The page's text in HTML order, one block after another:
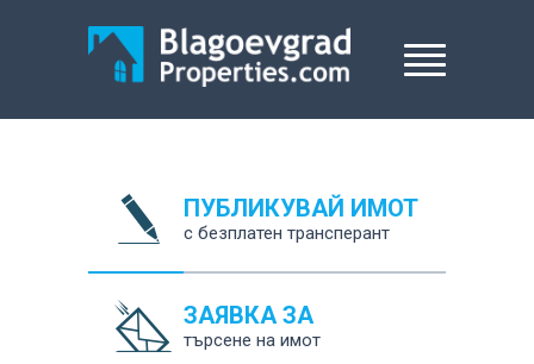
ПУБЛИКУВАЙ ИМОТ
с безплатен трансперант
ЗАЯВКА ЗА
търсене на имот